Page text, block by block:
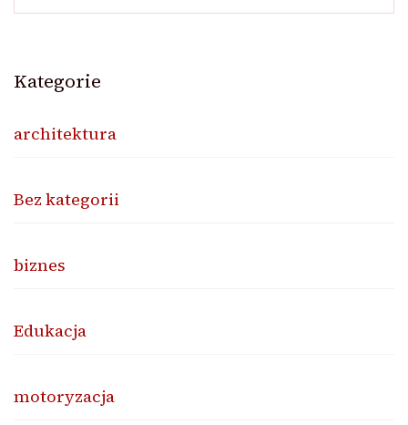
Kategorie
architektura
Bez kategorii
biznes
Edukacja
motoryzacja